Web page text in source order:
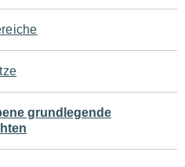
grundlegende